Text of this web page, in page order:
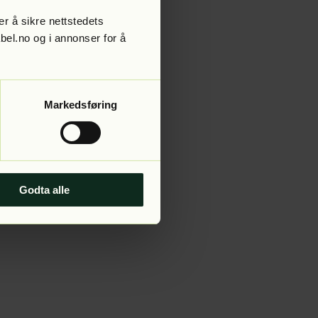
å sikre nettstedets
og i annonser for å
Markedsføring
Godta alle